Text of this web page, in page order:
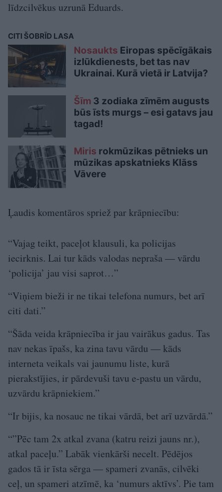
līdzcilvēkus uzrunā Eduards.
CITI ŠOBRĪD LASA
Nosaukts Eiropas spēcīgākais
izlūkdienests, bet tas nav
Ukrainai. Kurā vietā ir Latvija?
Šīm 3 zodiaka zīmēm augusts
būs īsts murgs – esi gatavs jau
tagad!
Miris rokmūzikas pētnieks un
mūzikas apskatnieks Klāss
Vāvere
Ļaudis komentāros spriež par krāpniecību:
“Vajag teikt, paceļot klausuli, ka policijas
iecirknis. Lai tur kāds valodas nepraša — vārdu
‘policija’ jau visi saprot…”
“Viņiem bieži ir ne tikai telefona numurs, bet arī
citi dati.”
“Šāda veida krāpniecība ir jau vairākus gadus. Tas
nav nekas īpašs, ka zina tavu vārdu — kāds
interneta veikals vai jaunumu liste, kurā
pierakstījies, ir pārdevuši tavu e-pastu un vārdu,
uzvārdu krāpniekiem.”
“Ir bijis, ka nosauc ne tikai vārdā, bet arī uzvārdā.”
“”Pēc tam 2x atkal zvana (katru reizi jauns nr.),
atkal paceļu.” Labāk vienkārši necelt. Pēdējos
gados tā ir īsta sērga — spameri zvanās, cilvēki
ceļ, un spameri atzīmē, ka ‘numurs aktīvs’. Pie tam